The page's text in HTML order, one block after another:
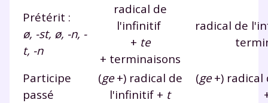
Prétérit :
ø, -st, ø, -n, -
t, -n
radical de
l'infinitif
+ te
+ terminaisons
radical de
Participe
passé
(ge+) radical de
l'infinitif + t
(ge+)